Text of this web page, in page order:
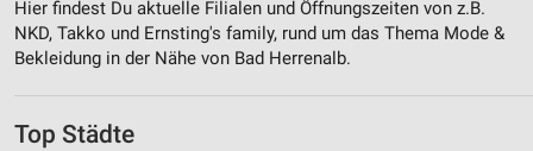
Hier findest Du aktuelle Filialen und Öffnungszeiten von z.B.
NKD, Takko und Ernsting's family, rund um das Thema Mode &
Bekleidung in der Nähe von Bad Herrenalb.
Top Städte